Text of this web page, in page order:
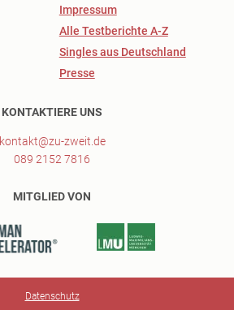
Impressum
Alle Testberichte A-Z
Singles aus Deutschland
Presse
KONTAKTIERE UNS
kontakt@zu-zweit.de
089 2152 7816
MITGLIED VON
Datenschutz